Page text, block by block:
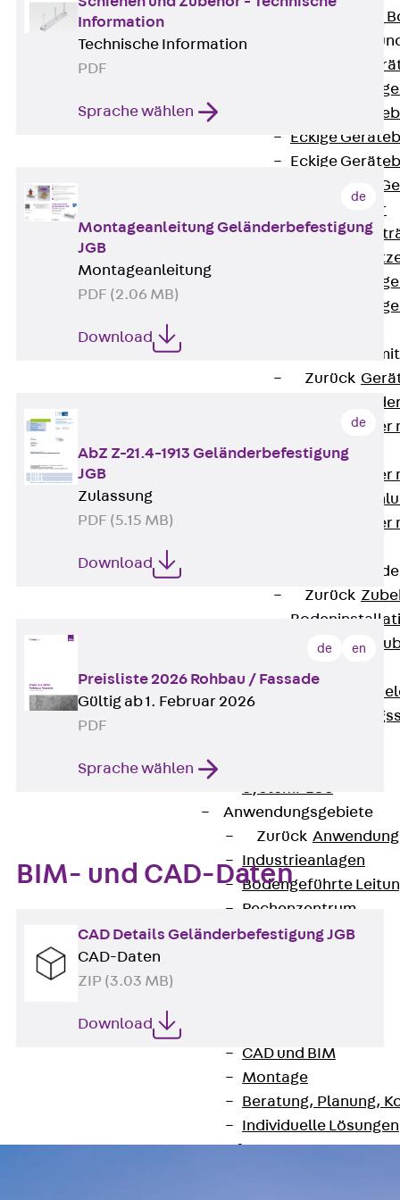
Nivellierbare
Gerätebecher
Runde
Eckige
Eckige
Zubehör für
Geräteträger
Gerätebecher
Zurück
Gerätebecher
Anschluss
Gerätebecher
GST18-
Gerätebecher
Zubehör für
Zurück
Optionales
SystemPLUS
Anwendungsgebiete
Zurück
Industrieanlagen
Bodengeführte
Rechenzentrum
Tunnel
CAD und BIM
Montage
Beratung, Planung,
Individuelle Lösungen
Referenzen
Information
Technische Information
PDF
Sprache wählen
de
Montageanleitung Geländerbefestigung
JGB
Montageanleitung
PDF (2.06 MB)
Download
de
AbZ Z-21.4-1913 Geländerbefestigung
JGB
Zulassung
PDF (5.15 MB)
Download
de en
Preisliste 2026 Rohbau / Fassade
Gültig ab 1. Februar 2026
PDF
Sprache wählen
BIM- und CAD-Daten
CAD Details Geländerbefestigung JGB
CAD-Daten
ZIP (3.03 MB)
Download